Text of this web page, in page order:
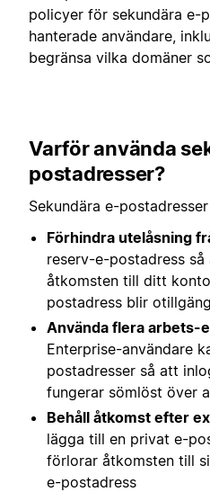
policyer för sekundära e-
hanterade användare,
begränsa vilka domäner
Varför använda
postadresser?
Sekundära e-
Förhindra utelåsning
reserv-e-postadress
åtkomsten till ditt
postadress blir
Använda flera arbets-
Enterprise-användare
postadresser så att
fungerar sömlöst över
Behåll åtkomst efter
lägga till en privat e-
förlorar åtkomsten till
e-postadress